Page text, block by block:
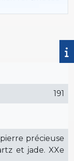
191
précieuse
et jade. XXe